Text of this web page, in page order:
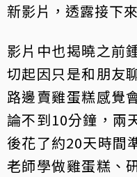
新影片，透露接下
影片中也揭曉之前
切起因只是和朋友
路邊賣雞蛋糕感覺
論不到10分鐘，兩
後花了約20天時間
老師學做雞蛋糕、